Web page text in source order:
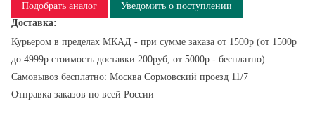
Подобрать аналог
Уведомить о поступлении
Доставка:
Курьером в пределах МКАД - при сумме заказа от 1500р (от 1500р
до 4999р стоимость доставки 200руб, от 5000р - бесплатно)
Самовывоз бесплатно: Москва Сормовский проезд 11/7
Отправка заказов по всей России